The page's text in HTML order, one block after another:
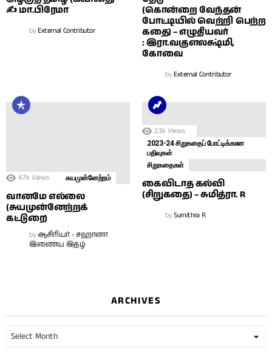
✍ மா.பிரேமா
byExternal Contributor
(கொன்றை வேந்தன்
போட்டியில் வெற்றி பெற்ற
கதை) – எழுதியவர்
: இரா.வகுளலக்ஷ்மி,
கோவை
byExternal Contributor
4.7k Views சுயமுன்னேற்றம்
வானமே எல்லை
(சுயமுன்னேற்றக்
கட்டுரை)
byஆசிரியர் - சஹானா
இணைய இதழ்
2.3k Views
2023-24 சிறுகதைப் போட்டிக்கான
பதிவுகள்
சிறுகதைகள்
கைவிடாத கல்வி
(சிறுகதை) – சுமித்ரா. R
bySumithra R
ARCHIVES